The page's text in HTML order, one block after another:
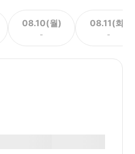
08.10(월)
-
08.11(화)
-